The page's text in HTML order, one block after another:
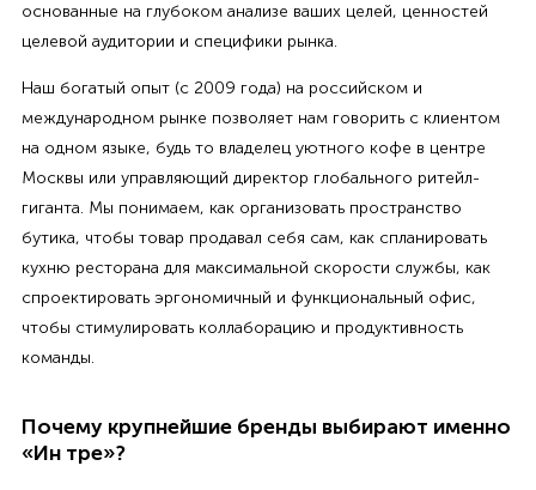
основанные на глубоком анализе ваших целей, ценностей
целевой аудитории и специфики рынка.
Наш богатый опыт (с 2009 года) на российском и
международном рынке позволяет нам говорить с клиентом
на одном языке, будь то владелец уютного кофе в центре
Москвы или управляющий директор глобального ритейл-
гиганта. Мы понимаем, как организовать пространство
бутика, чтобы товар продавал себя сам, как спланировать
кухню ресторана для максимальной скорости службы, как
спроектировать эргономичный и функциональный офис,
чтобы стимулировать коллаборацию и продуктивность
команды.
Почему крупнейшие бренды выбирают именно
«Ин тре»?